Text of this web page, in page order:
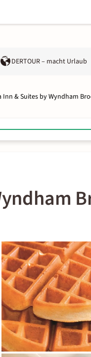
DERTOUR – macht Urlaub
Inn & Suites by Wyndham